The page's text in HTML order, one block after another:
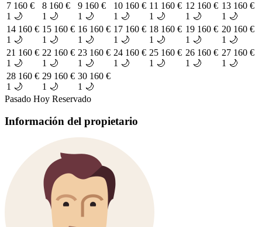
7 160 €
1 🌙
8 160 €
1 🌙
9 160 €
1 🌙
10 160 €
1 🌙
11 160 €
1 🌙
12 160 €
1 🌙
13 160 €
1 🌙
14 160 €
1 🌙
15 160 €
1 🌙
16 160 €
1 🌙
17 160 €
1 🌙
18 160 €
1 🌙
19 160 €
1 🌙
20 160 €
1 🌙
21 160 €
1 🌙
22 160 €
1 🌙
23 160 €
1 🌙
24 160 €
1 🌙
25 160 €
1 🌙
26 160 €
1 🌙
27 160 €
1 🌙
28 160 €
1 🌙
29 160 €
1 🌙
30 160 €
1 🌙
Pasado Hoy Reservado
Información del propietario